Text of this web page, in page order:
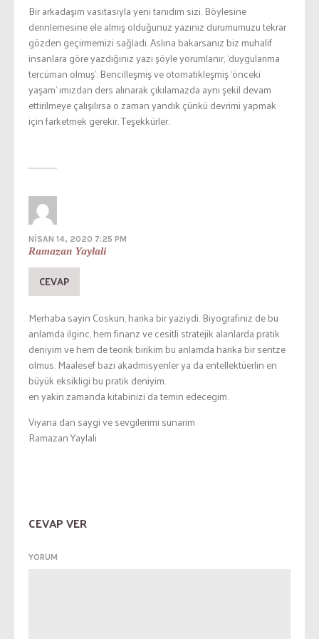
Bir arkadaşım vasıtasıyla yeni tanıdım sizi. Böylesine
derinlemesine ele almış olduğunuz yazınız durumumuzu tekrar
gözden geçirmemizi sağladı. Aslına bakarsanız biz muhalif
insanlara göre yazdığınız yazı şöyle yorumlanır, ‘duygularıma
tercüman olmuş’. Bencilleşmiş ve otomatikleşmiş ‘önceki
yaşam’ ımızdan ders alınarak çıkılamazda aynı şekil devam
ettirilmeye çalışılırsa o zaman yandık çünkü devrimi yapmak
için farketmek gerekir. Teşekkürler.
NISAN 14, 2020 7:25 PM
Ramazan Yaylali
CEVAP
Merhaba sayin Coskun, harika bir yaziydi. Biyografiniz de bu
anlamda ilginc, hem finanz ve cesitli stratejik alanlarda pratik
deniyim ve hem de teorik birikim bu anlamda harika bir sentze
olmus. Maalesef bazi akadmisyenler ya da entellektüerlin en
büyük eksikligi bu pratik deniyim.
en yakin zamanda kitabinizi da temin edecegim.
Viyana dan saygi ve sevgilerimi sunarim
Ramazan Yaylali
CEVAP VER
YORUM